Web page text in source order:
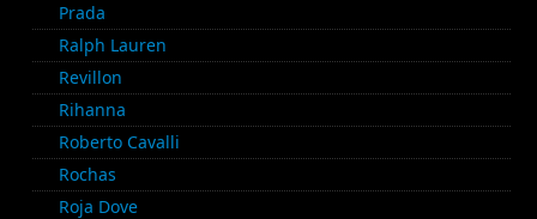
Prada
Ralph Lauren
Revillon
Rihanna
Roberto Cavalli
Rochas
Roja Dove